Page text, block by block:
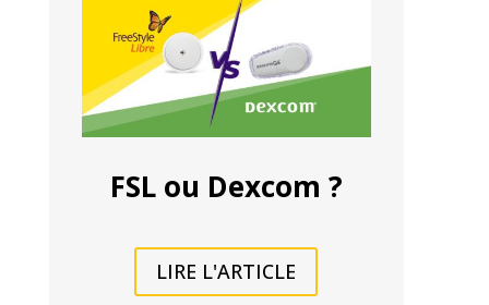
FSL ou Dexcom ?
LIRE L'ARTICLE